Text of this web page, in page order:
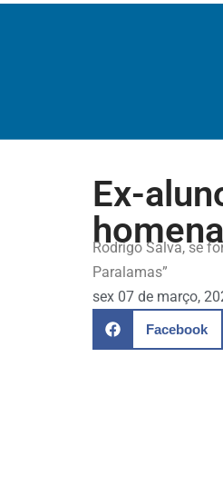
Ex-
Rodrigo Salva, se
Paralamas”
sex 07 de março,
Facebook